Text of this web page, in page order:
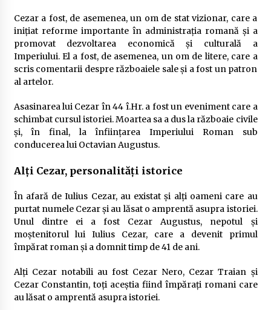
Cezar a fost, de asemenea, un om de stat vizionar, care a
inițiat reforme importante în administrația romană și a
promovat dezvoltarea economică și culturală a
Imperiului. El a fost, de asemenea, un om de litere, care a
scris comentarii despre războaiele sale și a fost un patron
al artelor.
Asasinarea lui Cezar în 44 î.Hr. a fost un eveniment care a
schimbat cursul istoriei. Moartea sa a dus la războaie civile
și, în final, la înființarea Imperiului Roman sub
conducerea lui Octavian Augustus.
Alți Cezar, personalități istorice
În afară de Iulius Cezar, au existat și alți oameni care au
purtat numele Cezar și au lăsat o amprentă asupra istoriei.
Unul dintre ei a fost Cezar Augustus, nepotul și
moștenitorul lui Iulius Cezar, care a devenit primul
împărat roman și a domnit timp de 41 de ani.
Alți Cezar notabili au fost Cezar Nero, Cezar Traian și
Cezar Constantin, toți aceștia fiind împărați romani care
au lăsat o amprentă asupra istoriei.